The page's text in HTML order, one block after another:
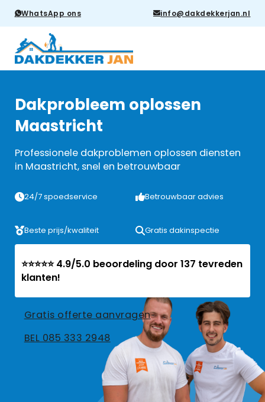
WhatsApp ons info@dakdekkerjan.nl
Dakprobleem oplossen
Maastricht
Professionele dakproblemen oplossen diensten
in Maastricht, snel en betrouwbaar
24/7 spoedservice Betrouwbaar advies
Beste prijs/kwaliteit Gratis dakinspectie
⭐⭐⭐⭐⭐ 4.9/5.0 beoordeling door 137 tevreden
klanten!
Gratis offerte aanvragen
BEL 085 333 2948